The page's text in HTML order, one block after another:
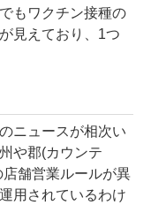
もワクチン接種の
見えており、1つ
ニュースが相次い
や郡(カウンテ
舗営業ルールが異
用されているわけ